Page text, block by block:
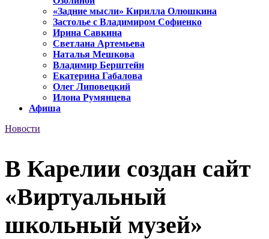
«Задние мысли» Кирилла Олюшкина
Застолье с Владимиром Софиенко
Ирина Савкина
Светлана Артемьева
Наталья Мешкова
Владимир Берштейн
Екатерина Габалова
Олег Липовецкий
Илона Румянцева
Афиша
Новости
В Карелии создан сайт
«Виртуальный
школьный музей»